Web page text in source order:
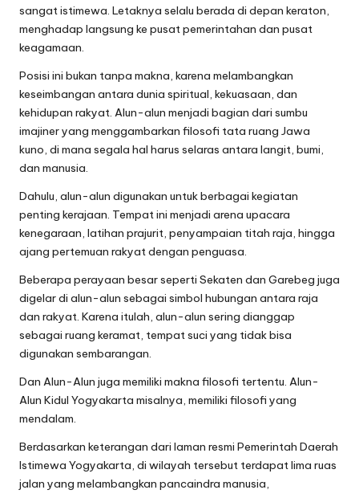
sangat istimewa. Letaknya selalu berada di depan keraton,
menghadap langsung ke pusat pemerintahan dan pusat
keagamaan.
Posisi ini bukan tanpa makna, karena melambangkan
keseimbangan antara dunia spiritual, kekuasaan, dan
kehidupan rakyat. Alun-alun menjadi bagian dari sumbu
imajiner yang menggambarkan filosofi tata ruang Jawa
kuno, di mana segala hal harus selaras antara langit, bumi,
dan manusia.
Dahulu, alun-alun digunakan untuk berbagai kegiatan
penting kerajaan. Tempat ini menjadi arena upacara
kenegaraan, latihan prajurit, penyampaian titah raja, hingga
ajang pertemuan rakyat dengan penguasa.
Beberapa perayaan besar seperti Sekaten dan Garebeg juga
digelar di alun-alun sebagai simbol hubungan antara raja
dan rakyat. Karena itulah, alun-alun sering dianggap
sebagai ruang keramat, tempat suci yang tidak bisa
digunakan sembarangan.
Dan Alun-Alun juga memiliki makna filosofi tertentu. Alun-
Alun Kidul Yogyakarta misalnya, memiliki filosofi yang
mendalam.
Berdasarkan keterangan dari laman resmi Pemerintah Daerah
Istimewa Yogyakarta, di wilayah tersebut terdapat lima ruas
jalan yang melambangkan pancaindra manusia,